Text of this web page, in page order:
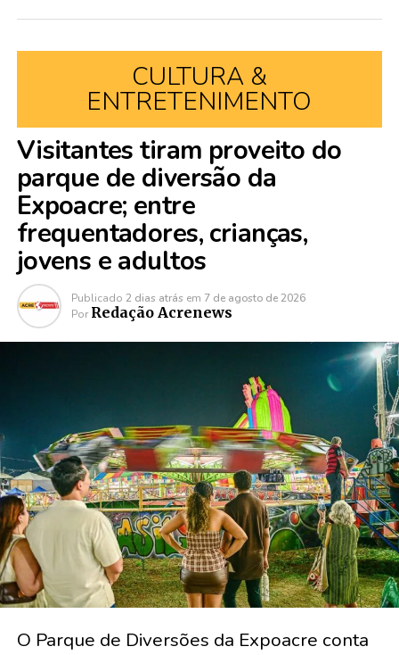
CULTURA &
ENTRETENIMENTO
Visitantes tiram proveito do
parque de diversão da
Expoacre; entre
frequentadores, crianças,
jovens e adultos
Publicado 2 dias atrás em 7 de agosto de 2026
Por Redação Acrenews
O Parque de Diversões da Expoacre conta